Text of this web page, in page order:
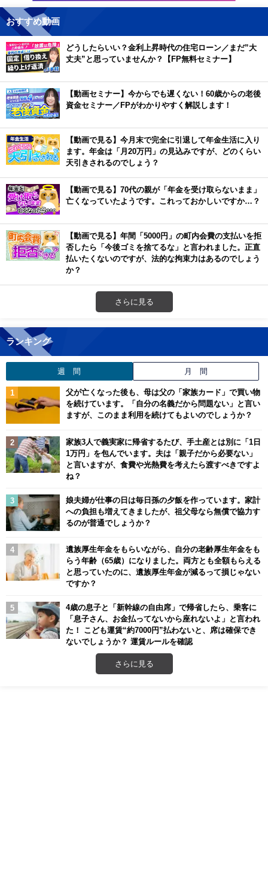
おすすめ動画
どうしたらいい？金利上昇時代の住宅ローン／まだ”大
丈夫”と思っていませんか？【FP無料セミナー】
【動画セミナー】今からでも遅くない！60歳からの老後
資金セミナー／FPがわかりやすく解説します！
【動画で見る】今月末で完全に引退して年金生活に入り
ます。年金は「月20万円」の見込みですが、どのくらい
天引きされるのでしょう？
【動画で見る】70代の親が「年金を受け取らないまま」
亡くなっていたようです。これっておかしいですか…？
【動画で見る】年間「5000円」の町内会費の支払いを拒
否したら「今後ゴミを捨てるな」と言われました。正直
払いたくないのですが、法的な拘束力はあるのでしょう
か？
さらに見る
ランキング
週 間 月 間
父が亡くなった後も、母は父の「家族カード」で買い物
を続けています。「自分の名義だから問題ない」と言い
ますが、このまま利用を続けてもよいのでしょうか？
家族3人で義実家に帰省するたび、手土産とは別に「1日
1万円」を包んでいます。夫は「親子だから必要ない」
と言いますが、食費や光熱費を考えたら渡すべきですよ
ね？
娘夫婦が仕事の日は毎日孫の夕飯を作っています。家計
への負担も増えてきましたが、祖父母なら無償で協力す
るのが普通でしょうか？
遺族厚生年金をもらいながら、自分の老齢厚生年金をも
らう年齢（65歳）になりました。両方とも全額もらえる
と思っていたのに、遺族厚生年金が減るって損じゃない
ですか？
4歳の息子と「新幹線の自由席」で帰省したら、乗客に
「息子さん、お金払ってないから座れないよ」と言われ
た！ こども運賃“約7000円”払わないと、席は確保でき
ないでしょうか？ 運賃ルールを確認
さらに見る